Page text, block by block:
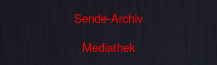
Sende-Archiv
Mediathek